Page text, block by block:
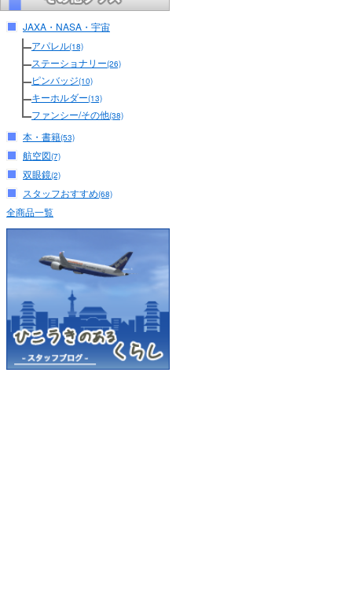
JAXA・NASA・宇宙
アパレル(18)
ステーショナリー(26)
ピンバッジ(10)
キーホルダー(13)
ファンシー/その他(38)
本・書籍(53)
航空図(7)
双眼鏡(2)
スタッフおすすめ(68)
全商品一覧